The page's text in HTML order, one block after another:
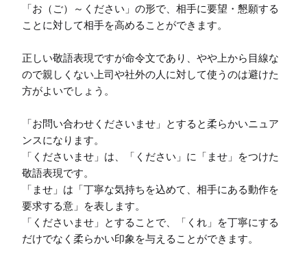
「お（ご）～ください」の形で、相手に要望・懇願する
ことに対して相手を高めることができます。
正しい敬語表現ですが命令文であり、やや上から目線な
ので親しくない上司や社外の人に対して使うのは避けた
方がよいでしょう。
「お問い合わせくださいませ」とすると柔らかいニュア
ンスになります。
「くださいませ」は、「ください」に「ませ」をつけた
敬語表現です。
「ませ」は「丁寧な気持ちを込めて、相手にある動作を
要求する意」を表します。
「くださいませ」とすることで、「くれ」を丁寧にする
だけでなく柔らかい印象を与えることができます。